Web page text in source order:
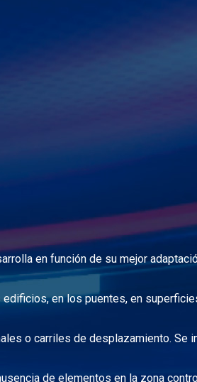
en función de su mejor
en los puentes, en
o carriles de desplazamiento. Se
de elementos en la zona